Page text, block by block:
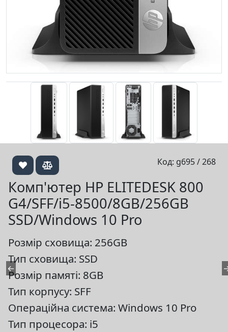
←
Код: g695 / 268
Комп'ютер HP ELITEDESK 800
G4/SFF/i5-8500/8GB/256GB
SSD/Windows 10 Pro
Розмір сховища: 256GB
Тип сховища: SSD
Розмір памяті: 8GB
Тип корпусу: SFF
Операційна система: Windows 10 Pro
Тип процесора: i5